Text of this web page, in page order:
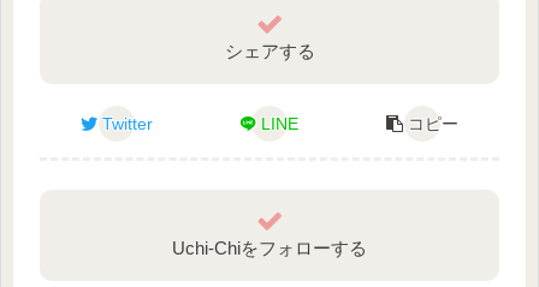
シェアする
Twitter LINE コピー
Uchi-Chiをフォローする